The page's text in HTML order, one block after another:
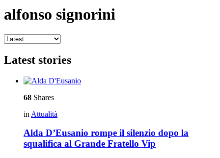
alfonso signorini
Latest stories
68 Shares
in Attualità
Alda D’Eusanio rompe il silenzio dopo la
squalifica al Grande Fratello Vip